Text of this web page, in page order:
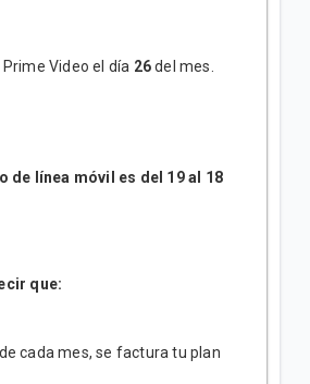
Video el día 26del mes.
de línea móvil es del 19 al 18
que:
cada mes, se factura tu plan